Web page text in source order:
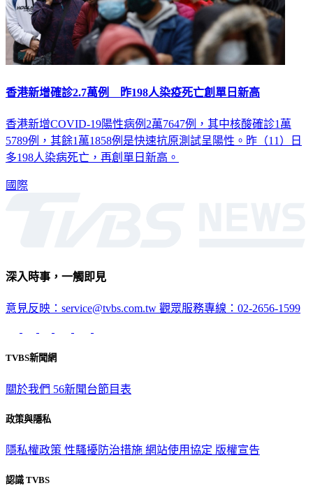
香港新增確診2.7萬例 昨198人染疫死亡創單日新高
香港新增COVID-19陽性病例2萬7647例，其中核酸確診1萬
5789例，其餘1萬1858例是快速抗原測試呈陽性。昨（11）日
多198人染病死亡，再創單日新高。
國際
深入時事，一觸即見
意見反映：service@tvbs.com.tw 觀眾服務專線：02-2656-1599
TVBS新聞網
關於我們 56新聞台節目表
政策與隱私
隱私權政策 性騷擾防治措施 網站使用協定 版權宣告
認識 TVBS